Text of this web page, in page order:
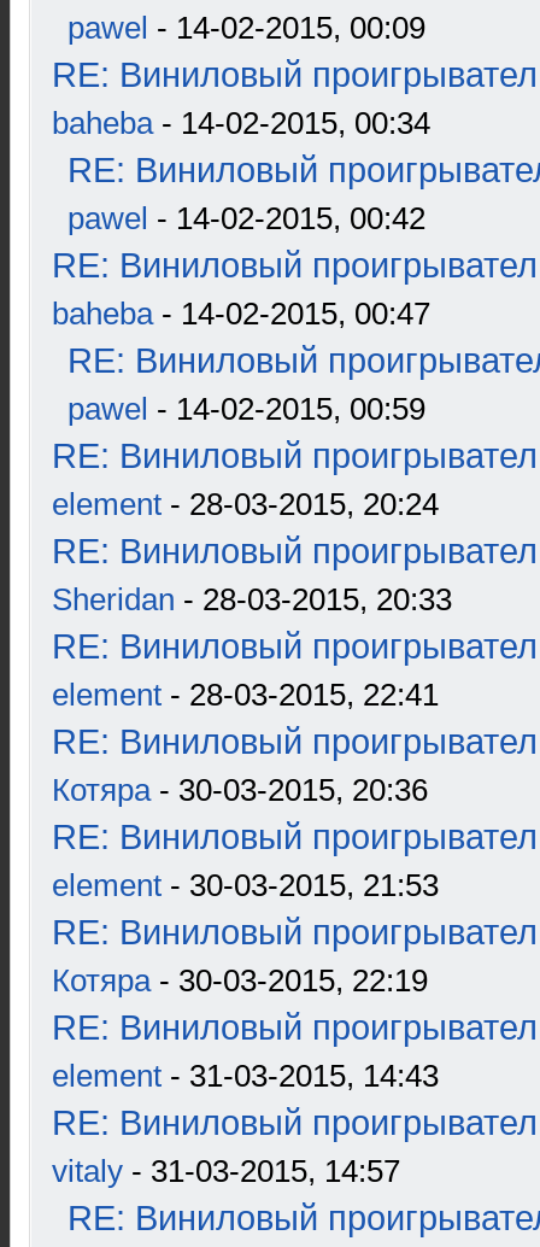
pawel - 14-02-2015, 00:09
RE: Виниловый
baheba- 14-02-2015, 00:34
RE: Виниловый
pawel - 14-02-2015, 00:42
RE: Виниловый
baheba- 14-02-2015, 00:47
RE: Виниловый
pawel - 14-02-2015, 00:59
RE: Виниловый
element - 28-03-2015, 20:24
RE: Виниловый
Sheridan - 28-03-2015, 20:33
RE: Виниловый
element - 28-03-2015, 22:41
RE: Виниловый
Котяра- 30-03-2015, 20:36
RE: Виниловый
element - 30-03-2015, 21:53
RE: Виниловый
Котяра- 30-03-2015, 22:19
RE: Виниловый
element - 31-03-2015, 14:43
RE: Виниловый
vitaly - 31-03-2015, 14:57
RE: Виниловый